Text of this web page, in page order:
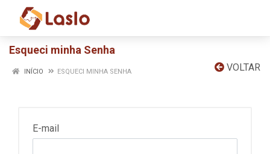
Esqueci minha Senha
VOLTAR
INÍCIO ESQUECI MINHA SENHA
E-mail